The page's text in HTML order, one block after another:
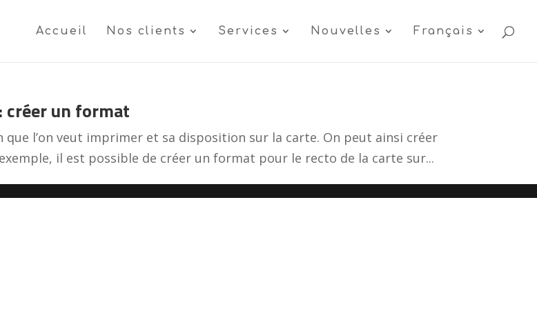
Accueil Nos clients Services Nouvelles Français
créer un format
l’on veut imprimer et sa disposition sur la carte. On peut ainsi créer
il est possible de créer un format pour le recto de la carte sur...